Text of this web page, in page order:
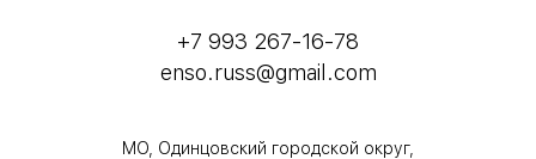
+7 993 267-16-78
enso.russ@gmail.com
МО, Одинцовский городской округ,